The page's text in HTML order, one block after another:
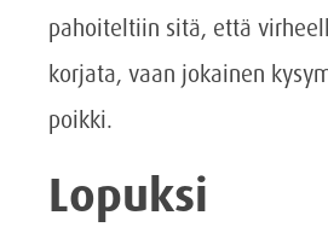
pahoiteltiin sitä, että
korjata, vaan jokainen
poikki.
Lopuksi